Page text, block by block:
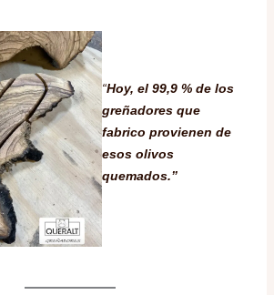
“Hoy, el 99,9 % de los
greñadores que
fabrico provienen de
esos olivos
quemados.”